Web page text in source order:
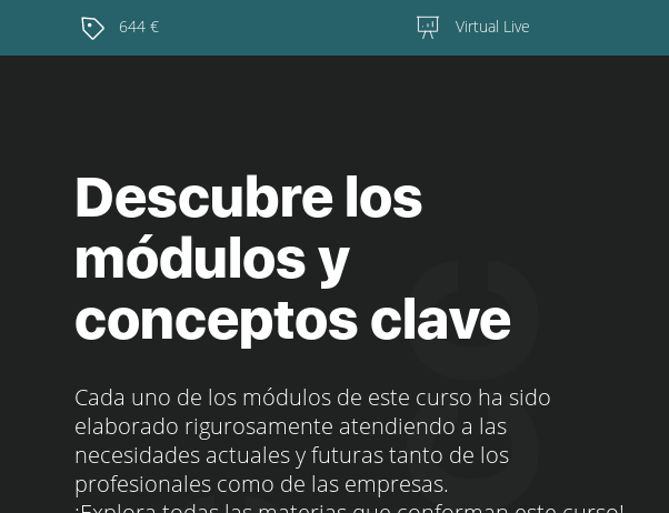
644 € Virtual Live
Descubre los
módulos y
conceptos clave
Cada uno de los módulos de este curso ha sido
elaborado rigurosamente atendiendo a las
necesidades actuales y futuras tanto de los
profesionales como de las empresas.